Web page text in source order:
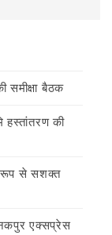
समीक्षा बैठक
हस्तांतरण की
रूप से सशक्त
एक्सप्रेस